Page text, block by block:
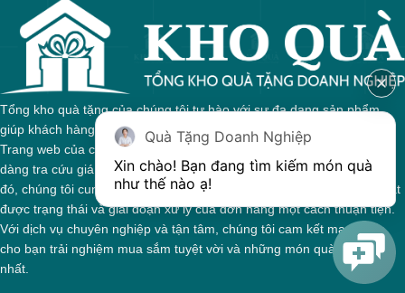
Tổng kho quà tặng của chúng tôi tự hào với sự đa dạng sản phẩm,
giúp khách hàng dễ dàng tìm kiếm quà tặng phù hợp cho mọi dịp.
Trang web của chúng tôi được thiết kế trực quan, cho phép bạn dễ
dàng tra cứu giá cả và thông tin chi tiết về từng sản phẩm. Bên cạnh
đó, chúng tôi cung cấp hệ thống theo dõi đơn hàng, giúp bạn nắm bắt
được trạng thái và giai đoạn xử lý của đơn hàng một cách thuận tiện.
Với dịch vụ chuyên nghiệp và tận tâm, chúng tôi cam kết mang đến
cho bạn trải nghiệm mua sắm tuyệt vời và những món quà ý nghĩa
nhất.
Quà Tặng Doanh Nghiệp
Xin chào! Bạn đang tìm kiếm món quà
như thế nào ạ!